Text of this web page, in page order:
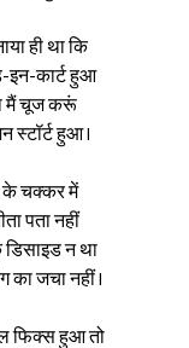
ही था कि
कार्ट हुआ
मैं चूज करूं
स्टॉर्ट हुआ I
के चक्कर में
पता नहीं
न था
का जचा नहीं I
फिक्स हुआ तो